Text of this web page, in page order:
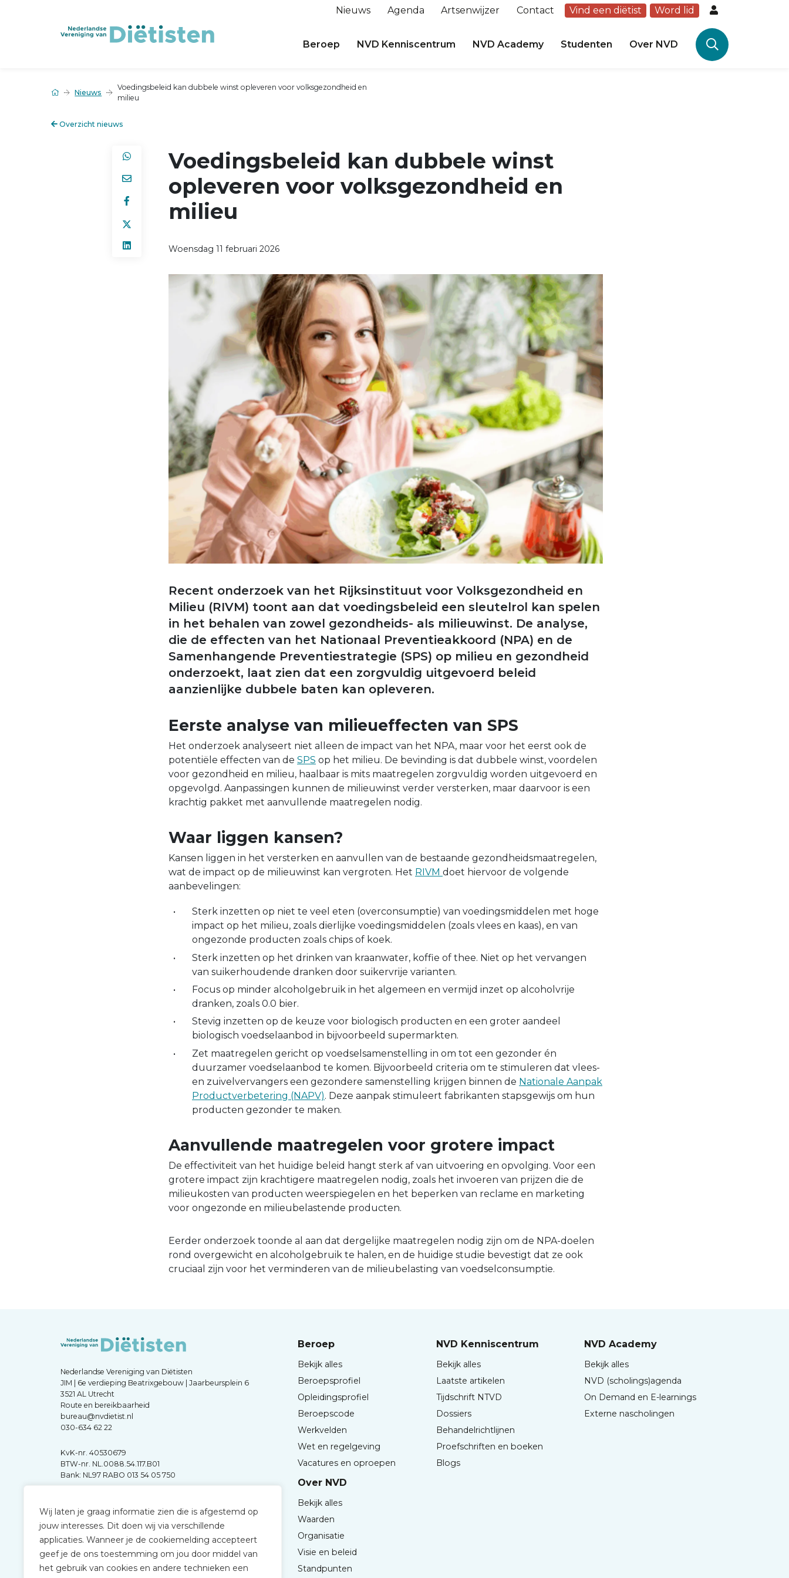
Wij laten je graag informatie zien die is afgestemd op
jouw interesses. Dit doen wij via verschillende
applicaties. Wanneer je de cookiemelding accepteert
geef je de ons toestemming om jou door middel van
het gebruik van cookies en andere technieken een
Nieuws Agenda Artsenwijzer Contact Vind een diëtist Word lid
Beroep NVD Kenniscentrum NVD Academy Studenten Over NVD
Nieuws
Voedingsbeleid kan dubbele winst opleveren voor volksgezondheid en
milieu
Overzicht nieuws
Voedingsbeleid kan dubbele winst
opleveren voor volksgezondheid en
milieu
Woensdag 11 februari 2026
Recent onderzoek van het Rijksinstituut voor Volksgezondheid en
Milieu (RIVM) toont aan dat voedingsbeleid een sleutelrol kan spelen
in het behalen van zowel gezondheids- als milieuwinst. De analyse,
die de effecten van het Nationaal Preventieakkoord (NPA) en de
Samenhangende Preventiestrategie (SPS) op milieu en gezondheid
onderzoekt, laat zien dat een zorgvuldig uitgevoerd beleid
aanzienlijke dubbele baten kan opleveren.
Eerste analyse van milieueffecten van SPS
Het onderzoek analyseert niet alleen de impact van het NPA, maar voor het eerst ook de
potentiële effecten van de SPS op het milieu. De bevinding is dat dubbele winst, voordelen
voor gezondheid en milieu, haalbaar is mits maatregelen zorgvuldig worden uitgevoerd en
opgevolgd. Aanpassingen kunnen de milieuwinst verder versterken, maar daarvoor is een
krachtig pakket met aanvullende maatregelen nodig.
Waar liggen kansen?
Kansen liggen in het versterken en aanvullen van de bestaande gezondheidsmaatregelen,
wat de impact op de milieuwinst kan vergroten. Het RIVM doet hiervoor de volgende
aanbevelingen:
Sterk inzetten op niet te veel eten (overconsumptie) van voedingsmiddelen met hoge
impact op het milieu, zoals dierlijke voedingsmiddelen (zoals vlees en kaas), en van
ongezonde producten zoals chips of koek.
Sterk inzetten op het drinken van kraanwater, koffie of thee. Niet op het vervangen
van suikerhoudende dranken door suikervrije varianten.
Focus op minder alcoholgebruik in het algemeen en vermijd inzet op alcoholvrije
dranken, zoals 0.0 bier.
Stevig inzetten op de keuze voor biologisch producten en een groter aandeel
biologisch voedselaanbod in bijvoorbeeld supermarkten.
Zet maatregelen gericht op voedselsamenstelling in om tot een gezonder én
duurzamer voedselaanbod te komen. Bijvoorbeeld criteria om te stimuleren dat vlees-
en zuivelvervangers een gezondere samenstelling krijgen binnen de Nationale Aanpak
Productverbetering (NAPV). Deze aanpak stimuleert fabrikanten stapsgewijs om hun
producten gezonder te maken.
Aanvullende maatregelen voor grotere impact
De effectiviteit van het huidige beleid hangt sterk af van uitvoering en opvolging. Voor een
grotere impact zijn krachtigere maatregelen nodig, zoals het invoeren van prijzen die de
milieukosten van producten weerspiegelen en het beperken van reclame en marketing
voor ongezonde en milieubelastende producten.
Eerder onderzoek toonde al aan dat dergelijke maatregelen nodig zijn om de NPA-doelen
rond overgewicht en alcoholgebruik te halen, en de huidige studie bevestigt dat ze ook
cruciaal zijn voor het verminderen van de milieubelasting van voedselconsumptie.
Nederlandse Vereniging van Diëtisten
JIM | 6e verdieping Beatrixgebouw | Jaarbeursplein 6
3521 AL Utrecht
Route en bereikbaarheid
bureau@nvdietist.nl
030-634 62 22
KvK-nr. 40530679
BTW-nr. NL.0088.54.117.B01
Bank: NL97 RABO 013 54 05 750
Beroep
Bekijk alles
Beroepsprofiel
Opleidingsprofiel
Beroepscode
Werkvelden
Wet en regelgeving
Vacatures en oproepen
NVD Kenniscentrum
Bekijk alles
Laatste artikelen
Tijdschrift NTVD
Dossiers
Behandelrichtlijnen
Proefschriften en boeken
Blogs
NVD Academy
Bekijk alles
NVD (scholings)agenda
On Demand en E-learnings
Externe nascholingen
Over NVD
Bekijk alles
Waarden
Organisatie
Visie en beleid
Standpunten